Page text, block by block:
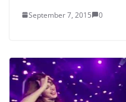
September 7, 2015 0